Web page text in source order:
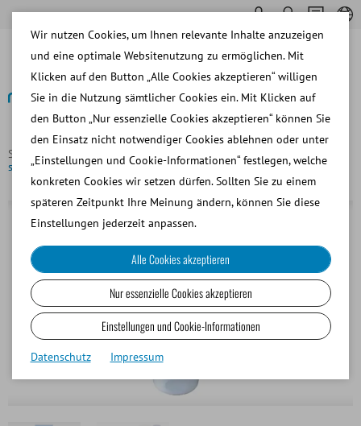
Startseite Samengewinnung
ReproJelly,
spermafreundliches Gleitmittel, 100 ml
Zurück
Wir nutzen Cookies, um Ihnen relevante Inhalte anzuzeigen
und eine optimale Websitenutzung zu ermöglichen. Mit
Klicken auf den Button „Alle Cookies akzeptieren“ willigen
Sie in die Nutzung sämtlicher Cookies ein. Mit Klicken auf
den Button „Nur essenzielle Cookies akzeptieren“ können Sie
den Einsatz nicht notwendiger Cookies ablehnen oder unter
„Einstellungen und Cookie-Informationen“ festlegen, welche
konkreten Cookies wir setzen dürfen. Sollten Sie zu einem
späteren Zeitpunkt Ihre Meinung ändern, können Sie diese
Einstellungen jederzeit anpassen.
Alle Cookies akzeptieren
Nur essenzielle Cookies akzeptieren
Einstellungen und Cookie-Informationen
Datenschutz Impressum